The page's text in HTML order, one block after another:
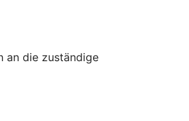
an die zuständige